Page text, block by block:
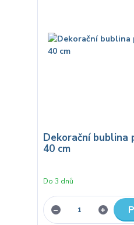
Dekorační bublina
40 cm
Do 3 dnů